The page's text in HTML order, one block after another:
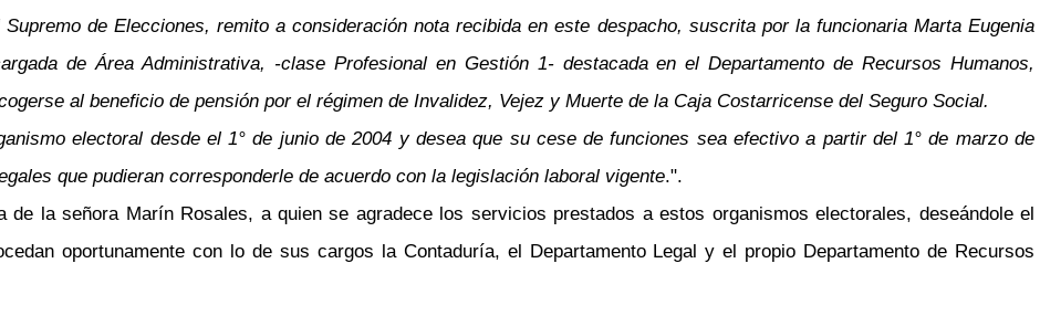
de Elecciones, remito a consideración nota recibida en este despacho, suscrita por la funcionaria Marta Eugenia
de Área Administrativa, -clase Profesional en Gestión 1- destacada en el Departamento de Recursos Humanos,
al beneficio de pensión por el régimen de Invalidez, Vejez y Muerte de la Caja Costarricense del Seguro Social.
electoral desde el 1° de junio de 2004 y desea que su cese de funciones sea efectivo a partir del 1° de marzo de
que pudieran corresponderle de acuerdo con la legislación laboral vigente.".
de la señora Marín Rosales, a quien se agradece los servicios prestados a estos organismos electorales, deseándole el
oportunamente con lo de sus cargos la Contaduría, el Departamento Legal y el propio Departamento de Recursos